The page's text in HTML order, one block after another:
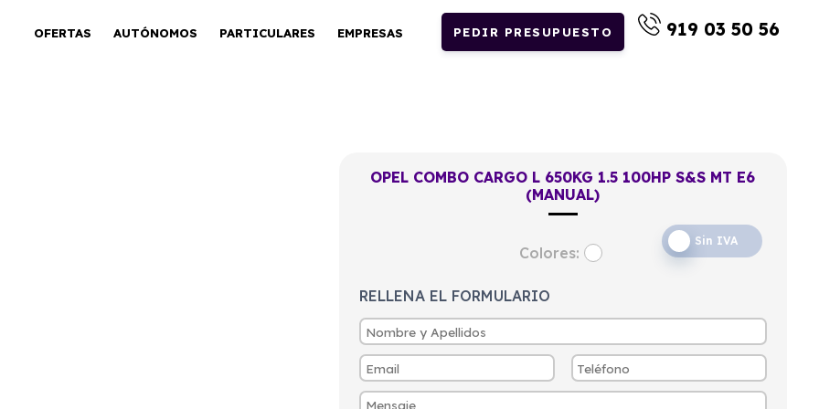
OFERTAS AUTÓNOMOS PARTICULARES EMPRESAS PEDIR PRESUPUESTO 919 03 50 56
OPEL COMBO CARGO L 650KG 1.5 100HP S&S MT E6
(MANUAL)
Sin IVA
Colores:
RELLENA EL FORMULARIO